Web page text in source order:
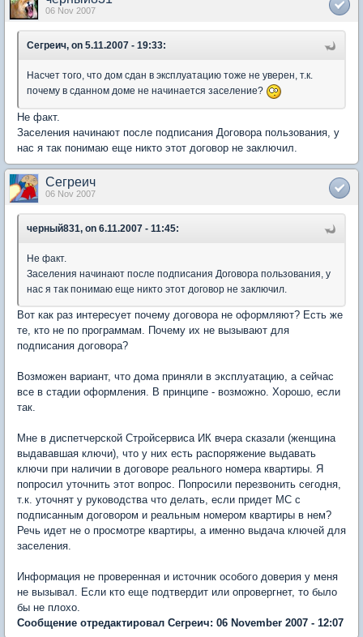
06 Nov 2007
Сегреич, on 5.11.2007 - 19:33:
Насчет того, что дом сдан в эксплуатацию тоже не уверен, т.к.
почему в сданном доме не начинается заселение?
Не факт.
Заселения начинают после подписания Договора пользования, у
нас я так понимаю еще никто этот договор не заключил.
Сегреич
06 Nov 2007
черный831, on 6.11.2007 - 11:45:
Не факт.
Заселения начинают после подписания Договора пользования, у
нас я так понимаю еще никто этот договор не заключил.
Вот как раз интересует почему договора не оформляют? Есть же
те, кто не по программам. Почему их не вызывают для
подписания договора?
Возможен вариант, что дома приняли в эксплуатацию, а сейчас
все в стадии оформления. В принципе - возможно. Хорошо, если
так.
Мне в диспетчерской Стройсервиса ИК вчера сказали (женщина
выдававшая ключи), что у них есть распоряжение выдавать
ключи при наличии в договоре реального номера квартиры. Я
попросил уточнить этот вопрос. Попросили перезвонить сегодня,
т.к. уточнят у руководства что делать, если придет МС с
подписанным договором и реальным номером квартиры в нем?
Речь идет не о просмотре квартиры, а именно выдача ключей для
заселения.
Информация не проверенная и источник особого доверия у меня
не вызывал. Если кто еще подтвердит или опровергнет, то было
бы не плохо.
Сообщение отредактировал Сегреич: 06 November 2007 - 12:07